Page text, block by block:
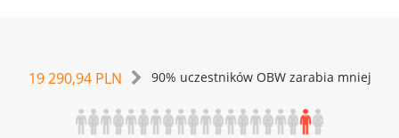
19 290,94 PLN 90% uczestników OBW zarabia mniej